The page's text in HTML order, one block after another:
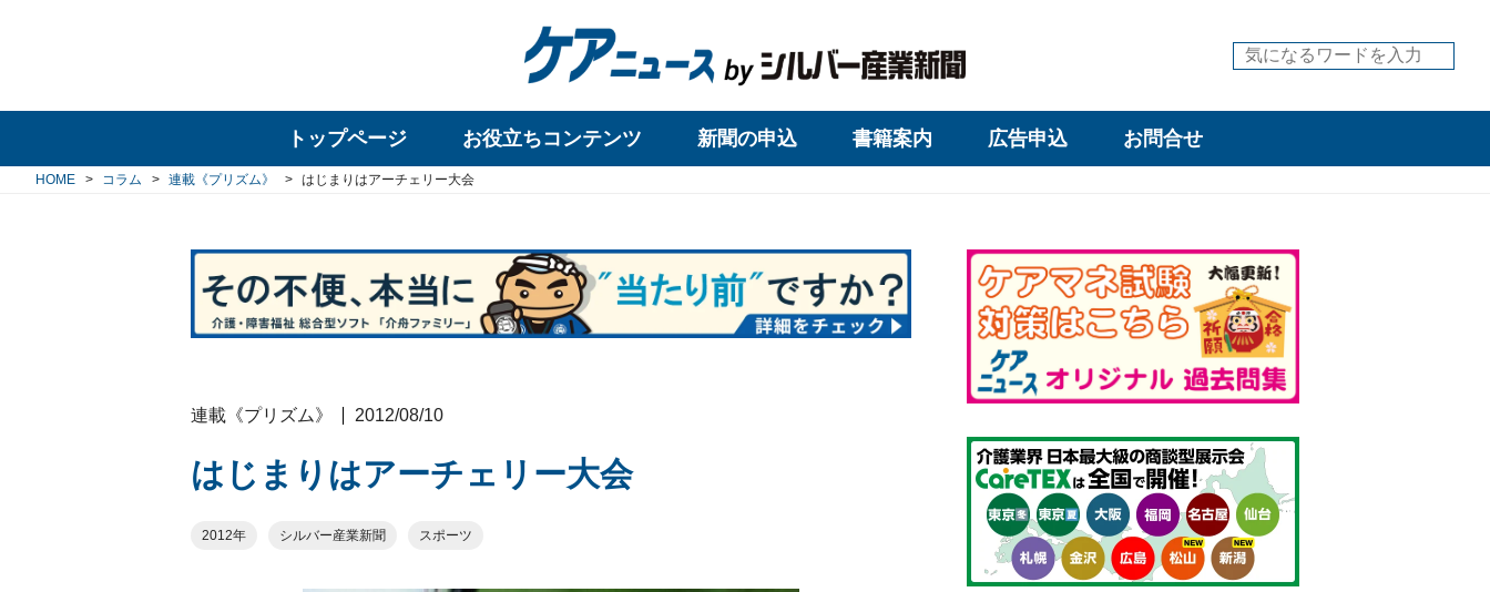
トップページ お役立ちコンテンツ 新聞の申込 書籍案内 広告申込 お問合せ
HOME コラム 連載《プリズム》 はじまりはアーチェリー大会
連載《プリズム》 2012/08/10
はじまりはアーチェリー大会
2012年 シルバー産業新聞 スポーツ